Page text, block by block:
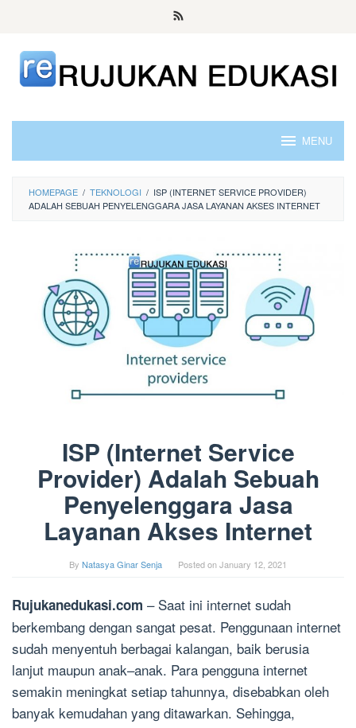
content
MENU
HOMEPAGE / TEKNOLOGI / ISP (INTERNET SERVICE PROVIDER)
ADALAH SEBUAH PENYELENGGARA JASA LAYANAN AKSES INTERNET
ISP (Internet Service
Provider) Adalah Sebuah
Penyelenggara Jasa
Layanan Akses Internet
By Natasya Ginar Senja Posted onJanuary 12, 2021
Rujukanedukasi.com – Saat ini internet sudah
berkembang dengan sangat pesat. Penggunaan internet
sudah menyentuh berbagai kalangan, baik berusia
lanjut maupun anak–anak. Para pengguna internet
semakin meningkat setiap tahunnya, disebabkan oleh
banyak kemudahan yang ditawarkan. Sehingga,